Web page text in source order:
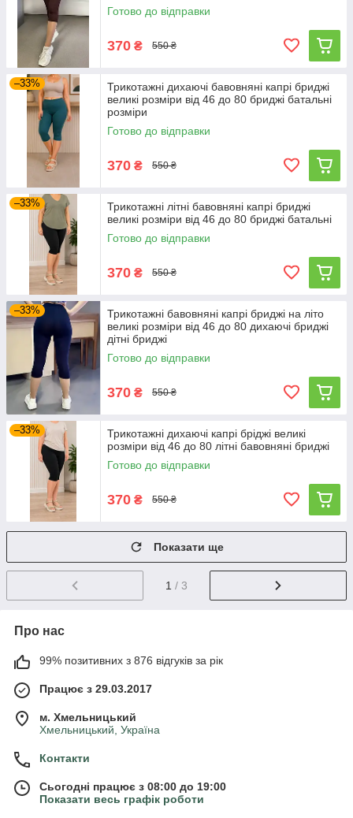
Готово до відправки
370 ₴ 550 ₴
–33%
Трикотажні дихаючі бавовняні капрі бриджі
великі розміри від 46 до 80 бриджі батальні
розміри
Готово до відправки
370 ₴ 550 ₴
–33%
Трикотажні літні бавовняні капрі бриджі
великі розміри від 46 до 80 бриджі батальні
Готово до відправки
370 ₴ 550 ₴
–33%
Трикотажні бавовняні капрі бриджі на літо
великі розміри від 46 до 80 дихаючі бриджі
дітні бриджі
Готово до відправки
370 ₴ 550 ₴
–33%
Трикотажні дихаючі капрі бріджі великі
розміри від 46 до 80 літні бавовняні бриджі
Готово до відправки
370 ₴ 550 ₴
Показати ще
1 / 3
Про нас
99% позитивних з 876 відгуків за рік
Працює з 29.03.2017
м. Хмельницький
Хмельницький, Україна
Контакти
Сьогодні працює з 08:00 до 19:00
Показати весь графік роботи